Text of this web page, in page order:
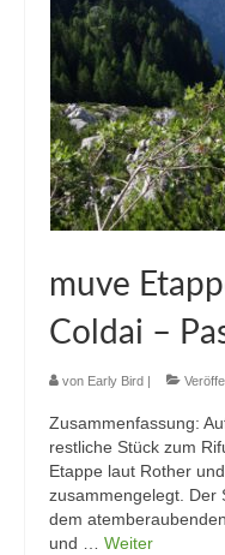
muve
Coldai –
von Early Bird
Zusammenfassung:
restliche Stück zum
Etappe laut Rother
zusammengelegt. Der
dem
und … Weiter